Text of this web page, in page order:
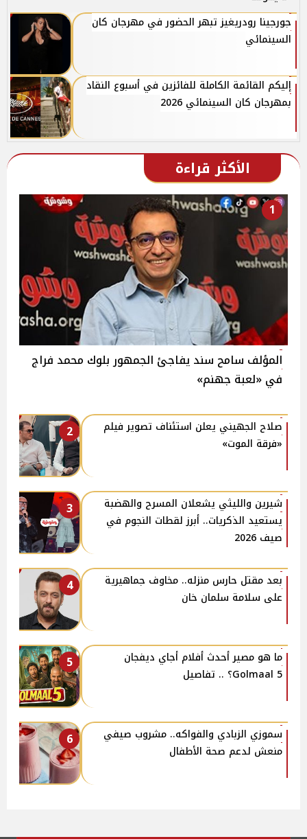
جورجينا رودريغيز تبهر الحضور في مهرجان كان
السينمائي
إليكم القائمة الكاملة للفائزين في أسبوع النقاد
بمهرجان كان السينمائي 2026
الأكثر قراءة
1
المؤلف سامح سند يفاجئ الجمهور بلوك محمد فراج
في «لعبة جهنم»
2
صلاح الجهيني يعلن استئناف تصوير فيلم
«فرقة الموت»
3
شيرين والليثي يشعلان المسرح والهضبة
يستعيد الذكريات.. أبرز لقطات النجوم في
صيف 2026
4
بعد مقتل حارس منزله.. مخاوف جماهيرية
على سلامة سلمان خان
5
ما هو مصير أحدث أفلام أجاي ديفجان
Golmaal 5؟ .. تفاصيل
6
سموزي الزبادي والفواكه.. مشروب صيفي
منعش لدعم صحة الأطفال